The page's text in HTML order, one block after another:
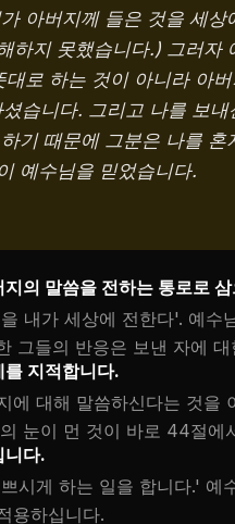
아버지께 들은 것을 세
하지 못했습니다.) 그러자
대로 하는 것이 아니라 아
셨습니다. 그리고 나를 보
기 때문에 그분은 나를
예수님을 믿었습니다.
의 말씀을 전하는 통로로
내가 세상에 전한다'. 예수
그들의 반응은 보낸 자에
지적합니다.
에 대해 말씀하신다는 것을
눈이 먼 것이 바로 44절에
니다.
시게 하는 일을 합니다.' 예
용하십니다.